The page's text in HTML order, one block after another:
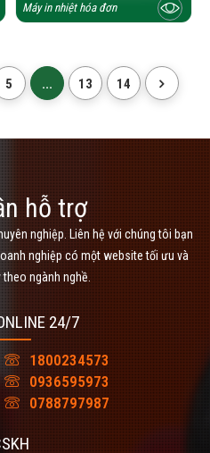
trên máy in:
nhiệt thì ta có khổ
máy in hóa đơn2 liên
mà bạn lựa chọn
thông tin được hiển
trên tờ hóa đơn của
và thay thế linh kiện
Máy in nhiệt hóa đơn
5 ... 13 14
hỗ trợ
nghiệp. Liên hệ với chúng tôi bạn
nghiệp có một website tối ưu và
theo ngành nghề.
24/7
1800234573
0936595973
0788797987